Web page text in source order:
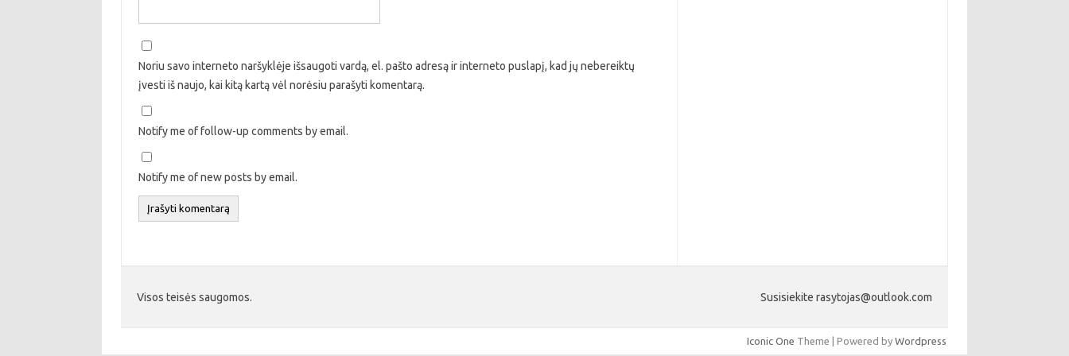
Noriu savo interneto naršyklėje išsaugoti vardą, el. pašto adresą ir interneto puslapį, kad jų nebereiktų
įvesti iš naujo, kai kitą kartą vėl norėsiu parašyti komentarą.
Notify me of follow-up comments by email.
Notify me of new posts by email.
Visos teisės saugomos. Susisiekite rasytojas@outlook.com
Iconic One Theme | Powered by Wordpress